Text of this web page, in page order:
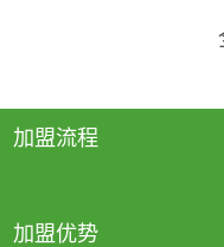
动，人类长时间停留
内空间都有整体消毒
要。因为空间内人流
的、空气...
加盟流程
加盟优势